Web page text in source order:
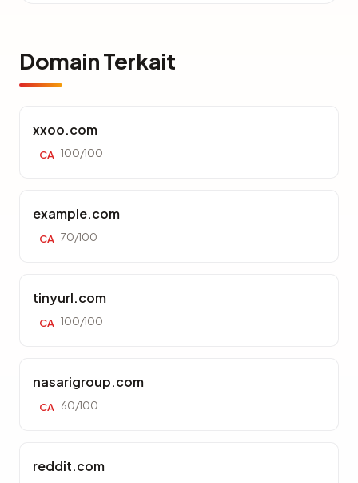
Domain Terkait
xxoo.com
CA 100/100
example.com
CA 70/100
tinyurl.com
CA 100/100
nasarigroup.com
CA 60/100
reddit.com